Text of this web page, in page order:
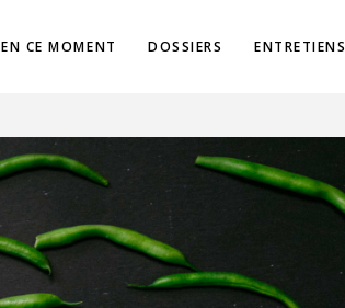
EN CE MOMENT DOSSIERS ENTRETIENS